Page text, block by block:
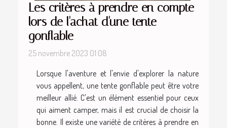
Les critères à prendre en compte
lors de l'achat d'une tente
gonflable
25 novembre 2023 01:08
Lorsque l'aventure et l'envie d'explorer la nature
vous appellent, une tente gonflable peut être votre
meilleur allié. C'est un élément essentiel pour ceux
qui aiment camper, mais il est crucial de choisir la
bonne. Il existe une variété de critères à prendre en